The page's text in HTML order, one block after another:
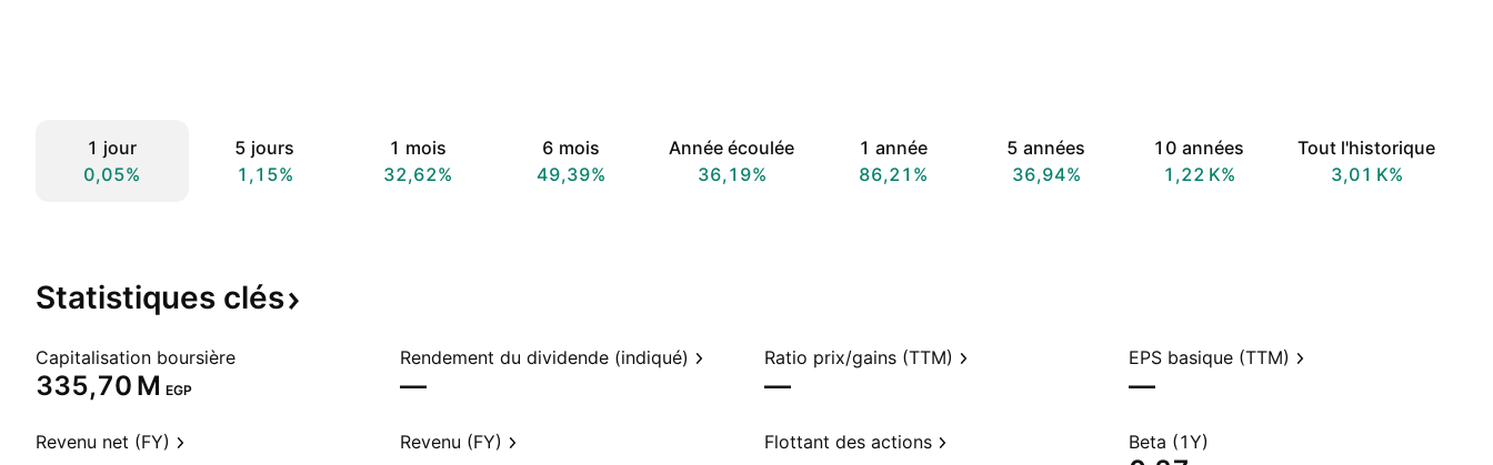
1 jour
0,05%
5 jours
1,15%
1 mois
32,62%
6 mois
49,39%
Année écoulée
36,19%
1 année
86,21%
5 années
36,94%
10 années
‪1,22 K‬%
Tout l'historique
‪3,01 K‬%
Statistiques clés
Capitalisation boursière
‪335,70 M‬ EGP
Rendement du dividende (indiqué)
—
Ratio prix/gains (TTM)
—
EPS basique (TTM)
—
Revenu net (FY) Revenu (FY) Flottant des actions Beta (1Y)